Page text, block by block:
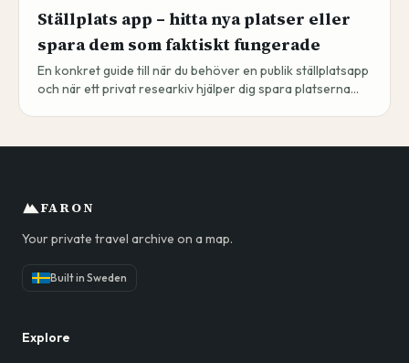
Ställplats app – hitta nya platser eller
spara dem som faktiskt fungerade
En konkret guide till när du behöver en publik ställplatsapp
och när ett privat researkiv hjälper dig spara platserna
FARON
Your private travel archive on a map.
Built in Sweden
Explore